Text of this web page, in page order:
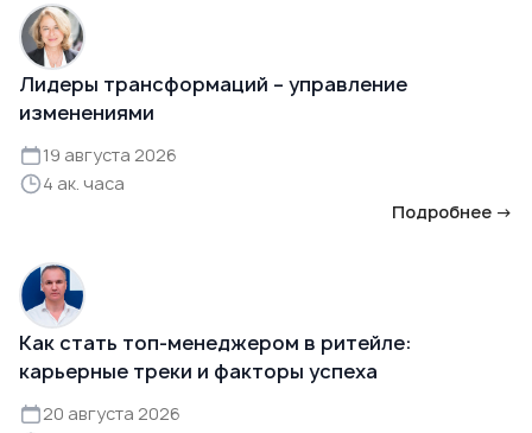
Лидеры трансформаций – управление
изменениями
19 августа 2026
4 ак. часа
Подробнее →
Как стать топ-менеджером в ритейле:
карьерные треки и факторы успеха
20 августа 2026